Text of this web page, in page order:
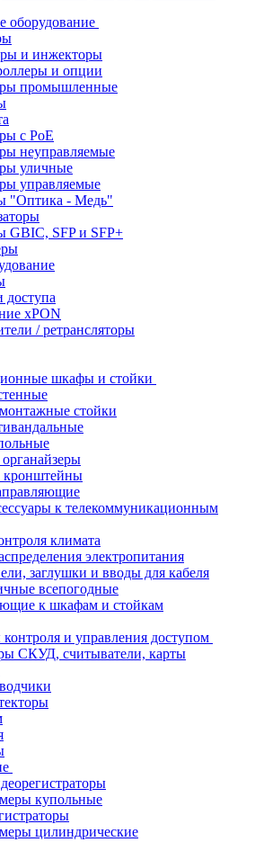
оборудование
и инжекторы
и опции
промышленные
c PoE
неуправляемые
уличные
управляемые
"Оптика - Медь"
GBIC, SFP и SFP+
доступа
хPON
/ ретрансляторы
шкафы и стойки
стойки
кронштейны
к телекоммуникационным
климата
электропитания
заглушки и вводы для кабеля
всепогодные
к шкафам и стойкам
и управления доступом
СКУД, считыватели, карты
купольные
цилиндрические